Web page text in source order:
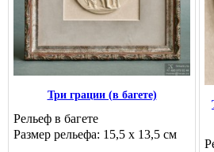
Три грации (в багете)
Рельеф в багете
Размер рельефа: 15,5 х 13,5 см